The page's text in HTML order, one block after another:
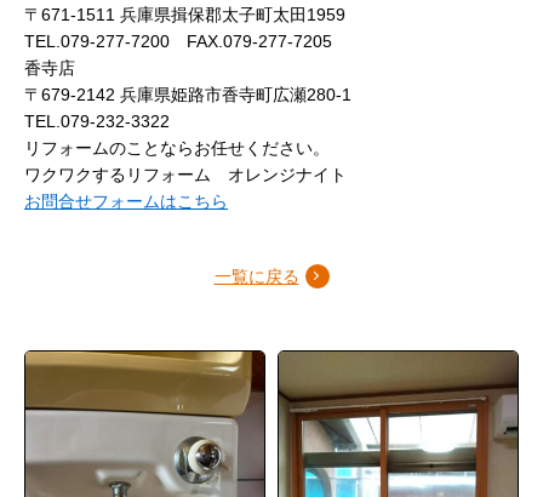
〒671-1511 兵庫県揖保郡太子町太田1959
TEL.079-277-7200 FAX.079-277-7205
香寺店
〒679-2142 兵庫県姫路市香寺町広瀬280-1
TEL.079-232-3322
リフォームのことならお任せください。
ワクワクするリフォーム オレンジナイト
お問合せフォームはこちら
一覧に戻る